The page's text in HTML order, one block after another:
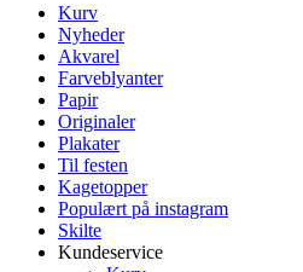
Kurv
Nyheder
Akvarel
Farveblyanter
Papir
Originaler
Plakater
Til festen
Kagetopper
Populært på instagram
Skilte
Kundeservice